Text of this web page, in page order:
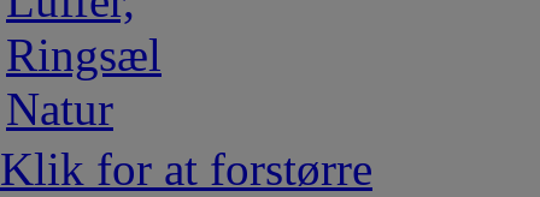
Klik for at forstørre